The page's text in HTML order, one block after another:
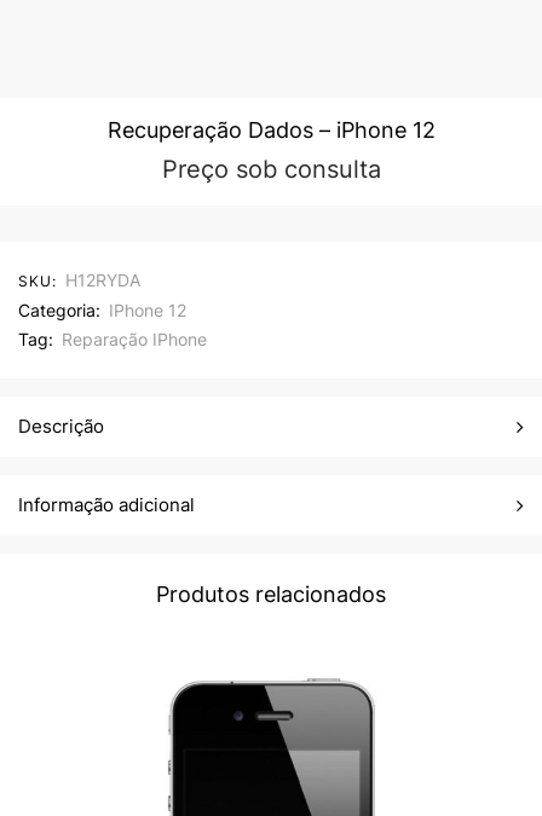
Recuperação Dados – iPhone 12
Preço sob consulta
SKU: H12RYDA
Categoria: IPhone 12
Tag: Reparação IPhone
Descrição
Informação adicional
Produtos relacionados